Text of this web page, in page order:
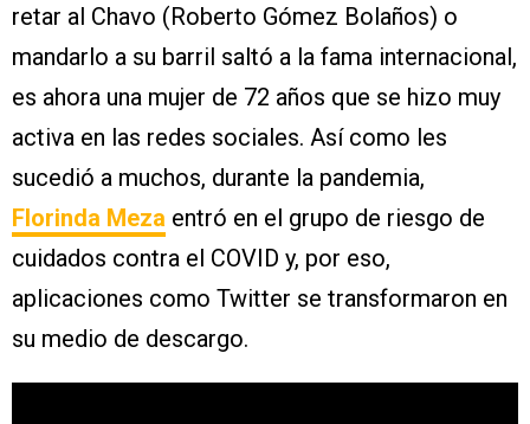
retar al Chavo (Roberto Gómez Bolaños) o
mandarlo a su barril saltó a la fama internacional,
es ahora una mujer de 72 años que se hizo muy
activa en las redes sociales. Así como les
sucedió a muchos, durante la pandemia,
Florinda Meza entró en el grupo de riesgo de
cuidados contra el COVID y, por eso,
aplicaciones como Twitter se transformaron en
su medio de descargo.